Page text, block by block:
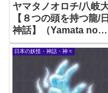
ヤマタノオロチ/八岐
【８つの頭を持つ龍/
神話】（Yamata no
Orochi: The 8-
Dragon of Japanese
Mythology）
日本の妖怪・神話・神々